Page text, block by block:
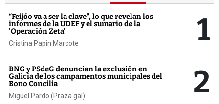
“Feijóo va a ser la clave”, lo que revelan los
informes de la UDEF y el sumario de la
'Operación Zeta'
Cristina Papin Marcote 1
BNG y PSdeG denuncian la exclusión en
Galicia de los campamentos municipales del
Bono Concilia
Miguel Pardo (Praza.gal) 2